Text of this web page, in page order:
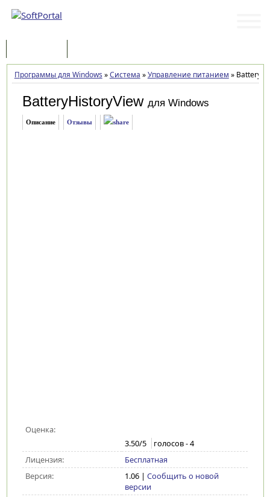
Программы для Windows »Система »Управление питанием »
BatteryHistoryView для Windows
Описание Отзывы
Оценка:
3.50/5 голосов -4
Лицензия:
Бесплатная
Версия:
1.06| Сообщить о новой
версии